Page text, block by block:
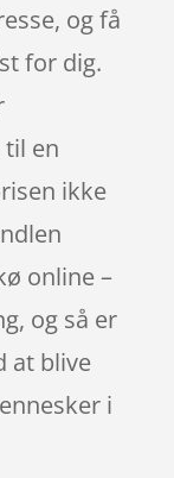
og få
for dig.
en
ikke
online –
og så er
at blive
i